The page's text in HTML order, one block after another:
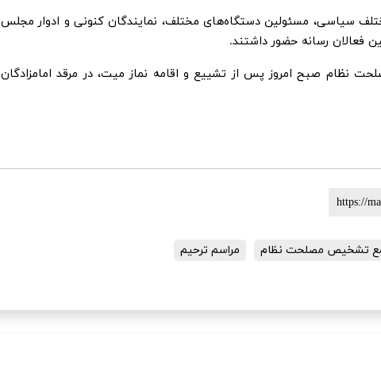
سیاسی، مسئولین دستگاه‌های مختلف، نمایندگان کنونی و ادوار مجلس
فعالان رسانه حضور داشتند.
نظام صبح امروز پس از تشییع و اقامه نماز میت، در مرقد امامزادگان
تشخیص مصلحت نظام مراسم ترحیم